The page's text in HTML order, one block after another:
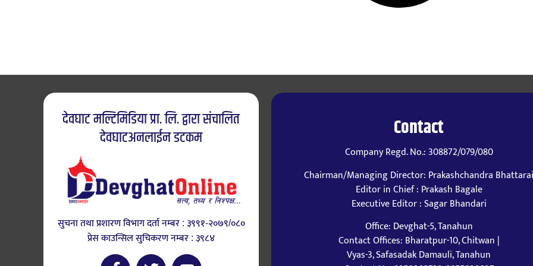
देवघाट मल्टिमिडिया प्रा. लि. द्वारा संचालित
देवघाटअनलाईन डटकम
सुचना तथा प्रशारण विभाग दर्ता नम्बर : ३९९१-२०७९/०८०
प्रेस काउन्सिल सुचिकरण नम्बर : ३९८४
Contact
Company Regd. No.: 308872/079/080
Chairman/Managing Director: Prakashchandra
Editor in Chief : Prakash Bagale
Executive Editor : Sagar Bhandari
Office: Devghat-5, Tanahun
Contact Offices: Bharatpur-10, Chitwan |
Vyas-3, Safasadak Damauli, Tanahun